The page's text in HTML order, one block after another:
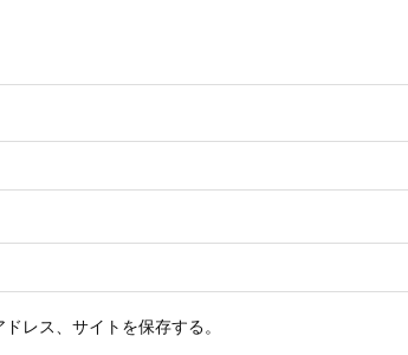
レス、サイトを保存する。